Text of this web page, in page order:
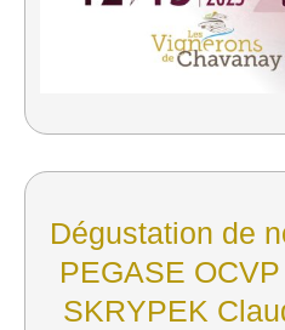
Dégustation de
PEGASE
SKRYPEK